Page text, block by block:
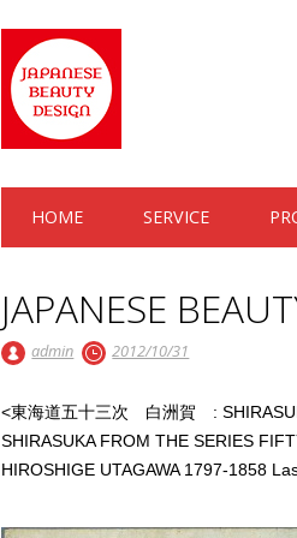
Main menu
HOME SERVICE
JAPANESE
admin 2012/10/31
<東海道五十三次 白洲賀 :
SHIRASUKA FROM THE SERIES
HIROSHIGE UTAGAWA 1797-1858